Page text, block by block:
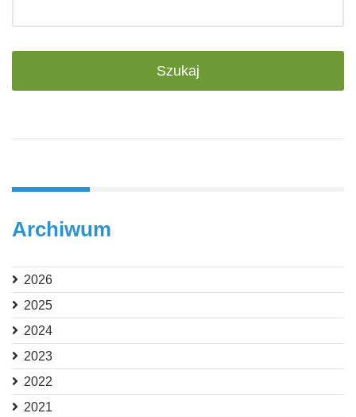
Archiwum
2026
2025
2024
2023
2022
2021